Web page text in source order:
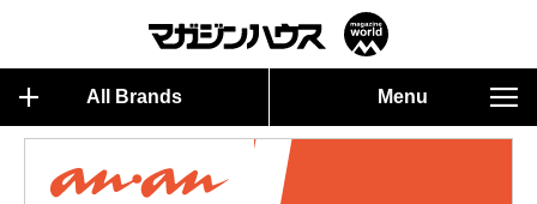
All Brands Menu